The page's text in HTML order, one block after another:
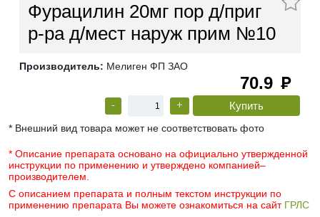
Фурацилин 20мг пор д/приг
р-ра д/мест наруж прим №10
Производитель: Мелиген ФП ЗАО
70.9 руб
- +
* Внешний вид товара может не соответствовать фото
* Описание препарата основано на официально утвержденной
инструкции по применению и утверждено компанией–
производителем.
С описанием препарата и полным текстом инструкции по
применению препарата Вы можете ознакомиться на сайт ГРЛС